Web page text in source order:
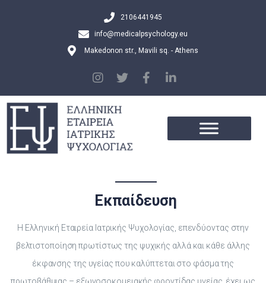
2106441945
info@medicalpsychology.eu
Makedonon str., Mavili sq. - Athens
Εκπαίδευση
Η Ελληνική Εταιρεία Ιατρικής Ψυχολογίας, επενδύοντας στην
βελτιστοποίηση πρωτίστως της ψυχικής αλλά και κάθε άλλης
έκφανσης της υγείας που καλύπτεται στο φάσμα της